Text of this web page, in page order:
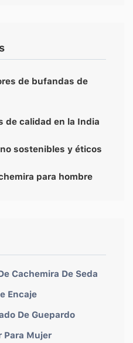
de bufandas de
de calidad en la India
sostenibles y éticos
para hombre
Cachemira De Seda
Encaje
De Guepardo
Para Mujer